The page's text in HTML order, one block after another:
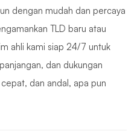
dengan mudah dan percaya
TLD baru atau
ahli kami siap 24/7 untuk
dan dukungan
dan andal, apa pun